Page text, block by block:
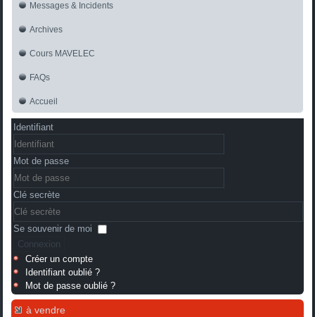
Messages & Incidents
Archives
Cours MAVELEC
FAQs
Accueil
Identifiant
Mot de passe
Clé secrète
Se souvenir de moi
Connexion
Créer un compte
Identifiant oublié ?
Mot de passe oublié ?
à vendre